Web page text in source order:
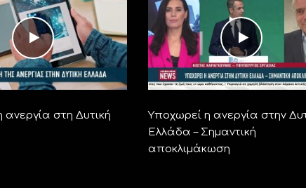
στη Δυτική
Υποχωρεί η ανεργία στην
Ελλάδα – Σημαντική
αποκλιμάκωση